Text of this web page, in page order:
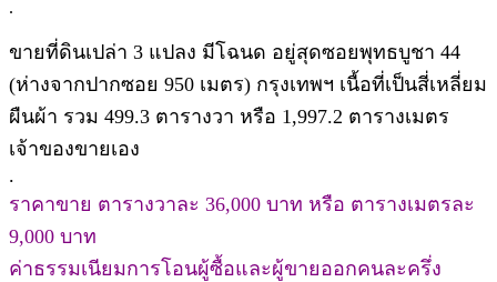
.
ขายที่ดินเปล่า 3 แปลง มีโฉนด อยู่สุดซอยพุทธบูชา 44
(ห่างจากปากซอย 950 เมตร) กรุงเทพฯ เนื้อที่เป็นสี่เหลี่ยม
ผืนผ้า รวม 499.3 ตารางวา หรือ 1,997.2 ตารางเมตร
เจ้าของขายเอง
.
ราคาขาย ตารางวาละ 36,000 บาท หรือ ตารางเมตรละ
9,000 บาท
ค่าธรรมเนียมการโอนผู้ซื้อและผู้ขายออกคนละครึ่ง